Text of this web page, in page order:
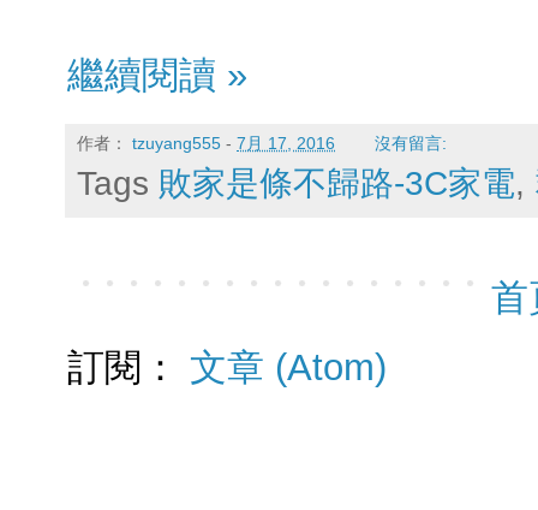
繼續閱讀 »
作者： tzuyang555 - 7月 17, 2016 沒有留言:
Tags 敗家是條不歸路-3C家電,
首
訂閱： 文章 (Atom)